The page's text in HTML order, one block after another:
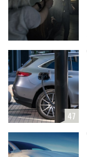
47